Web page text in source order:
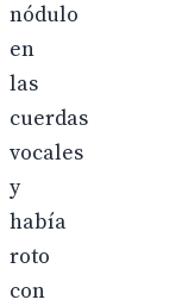
nódulo
en
las
cuerdas
vocales
y
había
roto
con